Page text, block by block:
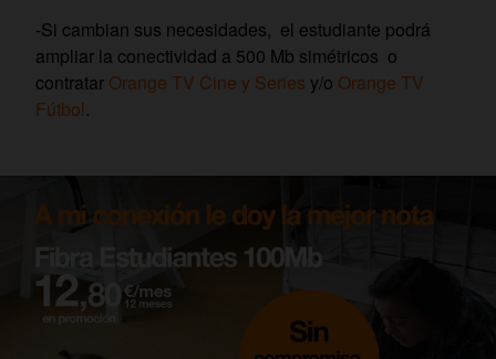
-Si cambian sus necesidades, el estudiante podrá
ampliar la conectividad a 500 Mb simétricos o
contratar Orange TV Cine y Series y/o Orange TV
Fútbol.